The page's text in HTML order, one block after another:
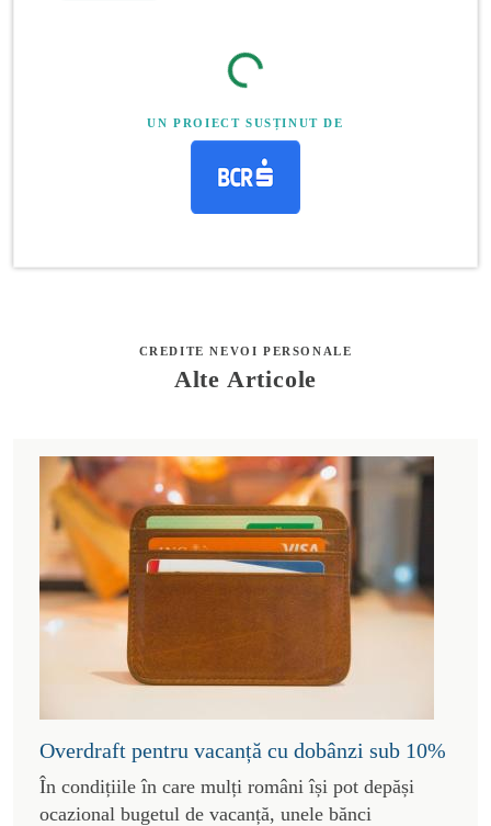
UN PROIECT SUSȚINUT DE
CREDITE NEVOI PERSONALE
Alte Articole
Overdraft pentru vacanță cu dobânzi sub 10%
În condițiile în care mulți români își pot depăși
ocazional bugetul de vacanță, unele bănci